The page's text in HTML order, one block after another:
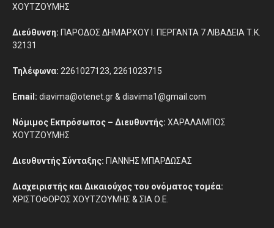
ΧΟΥΤΖΟΥΜΗΣ
Διεύθυνση: ΠΑΡΟΔΟΣ ΔΗΜΑΡΧΟΥ Ι. ΠΕΡΓΑΝΤΑ 7 ΛΙΒΑΔΕΙΑ Τ.Κ.
32131
Τηλέφωνα: 2261027123, 2261023715
Email: diavima@otenet.gr & diavima1@gmail.com
Νόμιμος Εκπρόσωπος – Διευθυντής: ΧΑΡΑΛΑΜΠΟΣ
ΧΟΥΤΖΟΥΜΗΣ
Διευθυντής Σύνταξης: ΓΙΑΝΝΗΣ ΜΠΑΡΔΩΣΑΣ
Διαχειριστής και Δικαιούχος του ονόματος τομέα:
ΧΡΙΣΤΟΦΟΡΟΣ ΧΟΥΤΖΟΥΜΗΣ & ΣΙΑ Ο.Ε.